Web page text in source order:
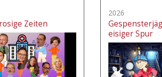
Zeiten
2026
eisiger Spur